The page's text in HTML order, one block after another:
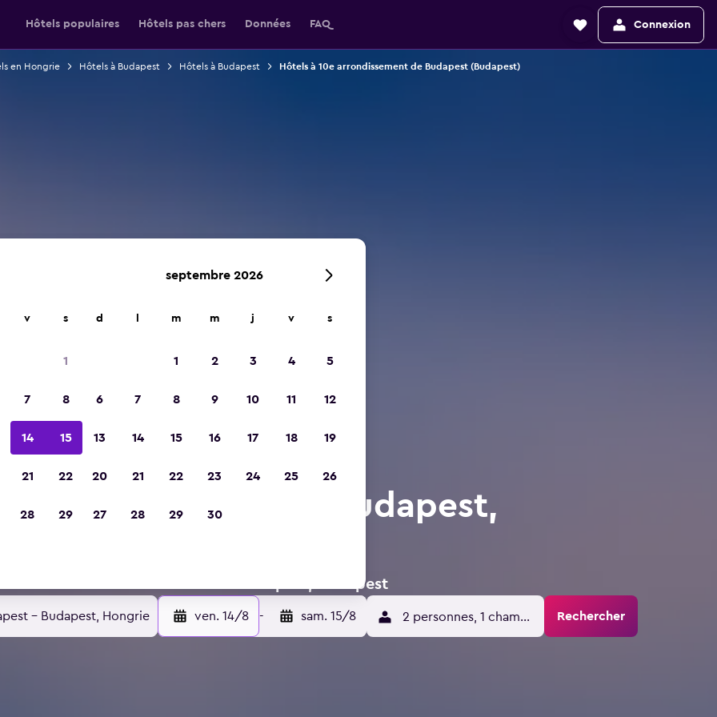
Hôtels populaires Hôtels pas chers Données FAQ Connexion
en Hongrie Hôtels à Budapest Hôtels à Budapest Hôtels à 10e arrondissement de Budapest (Budapest)
arrondissement de Budapest,
à 10e arrondissement de Budapest, Budapest
- Budapest, Hongrie ven. 14/8 - sam. 15/8 2 personnes, 1 chambre Rechercher
v s
1
7 8
14 15
21 22
28 29
septembre 2026
d m m j v s
1 2 3 4 5
6 7 8 9 10 11 12
13 14 15 16 17 18 19
20 21 22 23 24 25 26
27 28 29 30